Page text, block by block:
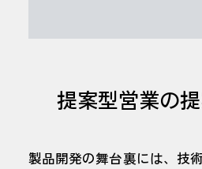
提案型営業の
製品開発の舞台裏には、技